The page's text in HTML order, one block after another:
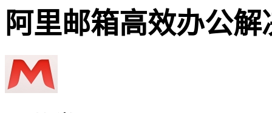
阿里邮箱高效办公解